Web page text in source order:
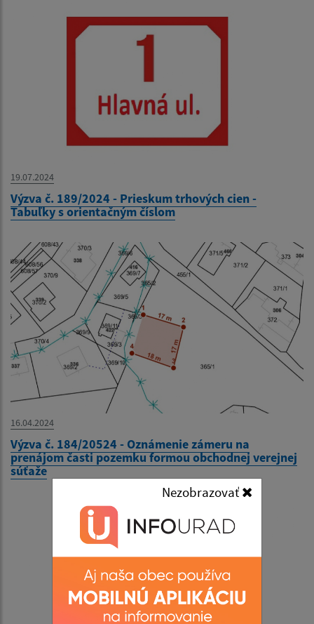
Nezobrazovať
19.07.2024
Výzva č. 189/2024 - Prieskum trhových cien -
Tabuľky s orientačným číslom
16.04.2024
Výzva č. 184/20524 - Oznámenie zámeru na
prenájom časti pozemku formou obchodnej verejnej
súťaže